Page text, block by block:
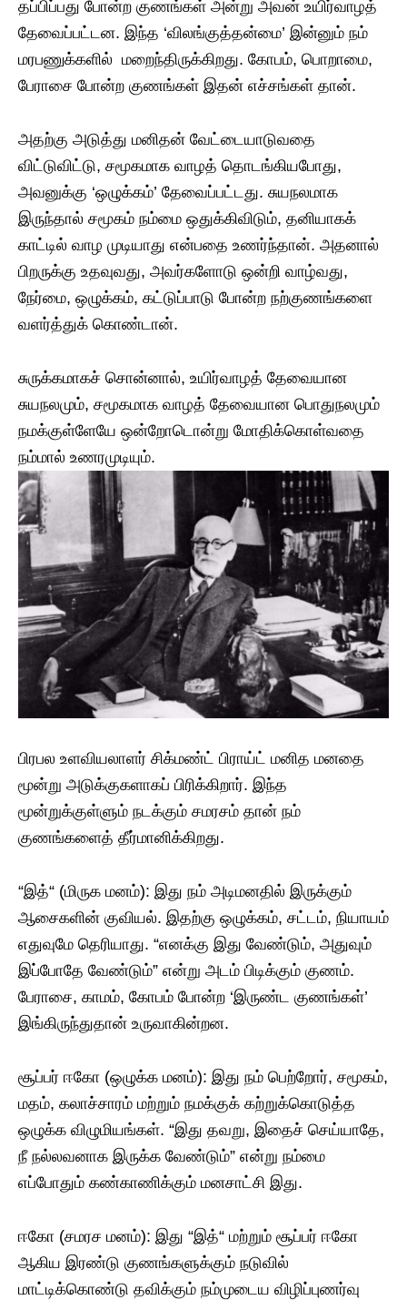
தப்பிப்பது போன்ற குணங்கள் அன்று அவன் உயிர்வாழத்
தேவைப்பட்டன. இந்த ‘விலங்குத்தன்மை’ இன்னும் நம்
மரபணுக்களில் மறைந்திருக்கிறது. கோபம், பொறாமை,
பேராசை போன்ற குணங்கள் இதன் எச்சங்கள் தான்.
​அதற்கு அடுத்து மனிதன் வேட்டையாடுவதை
விட்டுவிட்டு, சமூகமாக வாழத் தொடங்கியபோது,
அவனுக்கு ‘ஒழுக்கம்’ தேவைப்பட்டது. சுயநலமாக
இருந்தால் சமூகம் நம்மை ஒதுக்கிவிடும், தனியாகக்
காட்டில் வாழ முடியாது என்பதை உணர்ந்தான். அதனால்
பிறருக்கு உதவுவது, அவர்களோடு ஒன்றி வாழ்வது,
நேர்மை, ஒழுக்கம், கட்டுப்பாடு போன்ற நற்குணங்களை
வளர்த்துக் கொண்டான்.
​சுருக்கமாகச் சொன்னால், உயிர்வாழத் தேவையான
சுயநலமும், சமூகமாக வாழத் தேவையான பொதுநலமும்
நமக்குள்ளேயே ஒன்றோடொன்று மோதிக்கொள்வதை
நம்மால் உணரமுடியும்.
​பிரபல உளவியலாளர் சிக்மண்ட் பிராய்ட் மனித மனதை
மூன்று அடுக்குகளாகப் பிரிக்கிறார். இந்த
மூன்றுக்குள்ளும் நடக்கும் சமரசம் தான் நம்
குணங்களைத் தீர்மானிக்கிறது.
​“இத்“ (மிருக மனம்): இது நம் அடிமனதில் இருக்கும்
ஆசைகளின் குவியல். இதற்கு ஒழுக்கம், சட்டம், நியாயம்
எதுவுமே தெரியாது. “எனக்கு இது வேண்டும், அதுவும்
இப்போதே வேண்டும்” என்று அடம் பிடிக்கும் குணம்.
பேராசை, காமம், கோபம் போன்ற ‘இருண்ட குணங்கள்’
இங்கிருந்துதான் உருவாகின்றன.
​சூப்பர் ஈகோ (ஒழுக்க மனம்): இது நம் பெற்றோர், சமூகம்,
மதம், கலாச்சாரம் மற்றும் நமக்குக் கற்றுக்கொடுத்த
ஒழுக்க விழுமியங்கள். “இது தவறு, இதைச் செய்யாதே,
நீ நல்லவனாக இருக்க வேண்டும்” என்று நம்மை
எப்போதும் கண்காணிக்கும் மனசாட்சி இது.
​ஈகோ (சமரச மனம்): இது “இத்“ மற்றும் சூப்பர் ஈகோ
ஆகிய இரண்டு குணங்களுக்கும் நடுவில்
மாட்டிக்கொண்டு தவிக்கும் நம்முடைய விழிப்புணர்வு